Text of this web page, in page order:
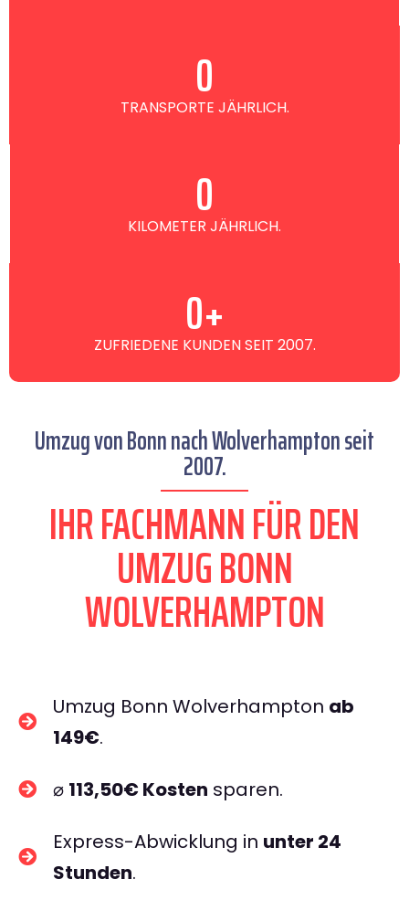
TRANSPORTE JÄHRLICH.
0
KILOMETER JÄHRLICH.
0
ZUFRIEDENE KUNDEN SEIT 2007.
0+
Umzug von Bonn nach Wolverhampton seit
2007.
IHR FACHMANN FÜR DEN
UMZUG BONN
WOLVERHAMPTON
Umzug Bonn Wolverhampton ab
149€.
⌀ 113,50€ Kosten sparen.
Express-Abwicklung in unter 24
Stunden.